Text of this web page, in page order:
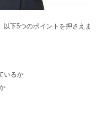
下5つのポイントを押さえま
いるか